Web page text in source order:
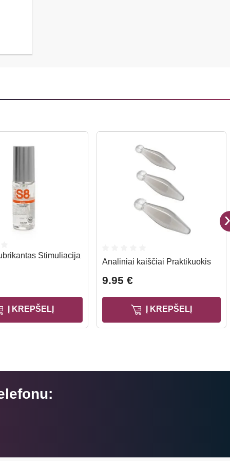
Stimuliacija
Į KREPŠELĮ
Analiniai kaiščiai Praktikuokis
9.95 €
Į KREPŠELĮ